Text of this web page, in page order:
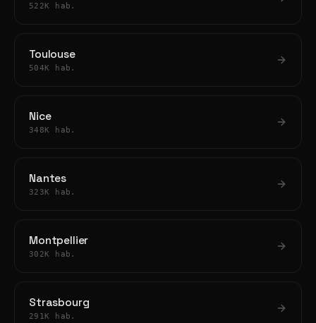
522K hab.
Toulouse
504K hab.
Nice
348K hab.
Nantes
323K hab.
Montpellier
302K hab.
Strasbourg
291K hab.